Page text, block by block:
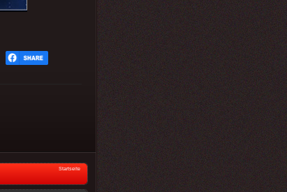
Startseite